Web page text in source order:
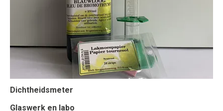
Dichtheidsmeter
Glaswerk en labo